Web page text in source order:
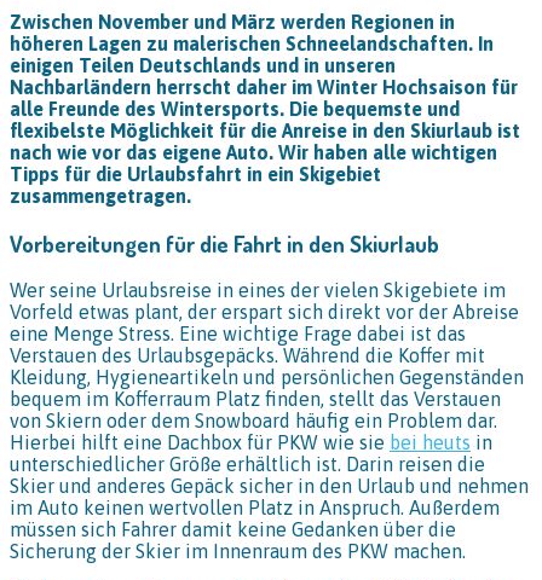
Zwischen November und März werden Regionen in
höheren Lagen zu malerischen Schneelandschaften. In
einigen Teilen Deutschlands und in unseren
Nachbarländern herrscht daher im Winter Hochsaison für
alle Freunde des Wintersports. Die bequemste und
flexibelste Möglichkeit für die Anreise in den Skiurlaub ist
nach wie vor das eigene Auto. Wir haben alle wichtigen
Tipps für die Urlaubsfahrt in ein Skigebiet
zusammengetragen.
Vorbereitungen für die Fahrt in den Skiurlaub
Wer seine Urlaubsreise in eines der vielen Skigebiete im
Vorfeld etwas plant, der erspart sich direkt vor der Abreise
eine Menge Stress. Eine wichtige Frage dabei ist das
Verstauen des Urlaubsgepäcks. Während die Koffer mit
Kleidung, Hygieneartikeln und persönlichen Gegenständen
bequem im Kofferraum Platz finden, stellt das Verstauen
von Skiern oder dem Snowboard häufig ein Problem dar.
Hierbei hilft eine Dachbox für PKW wie sie bei heuts in
unterschiedlicher Größe erhältlich ist. Darin reisen die
Skier und anderes Gepäck sicher in den Urlaub und nehmen
im Auto keinen wertvollen Platz in Anspruch. Außerdem
müssen sich Fahrer damit keine Gedanken über die
Sicherung der Skier im Innenraum des PKW machen.